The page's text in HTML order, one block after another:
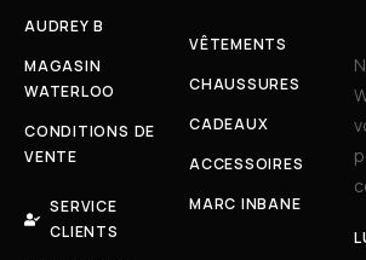
AUDREY B
MAGASIN
WATERLOO
CONDITIONS DE
VENTE
SERVICE
CLIENTS
VÊTEMENTS
CHAUSSURES
CADEAUX
ACCESSOIRES
MARC INBANE